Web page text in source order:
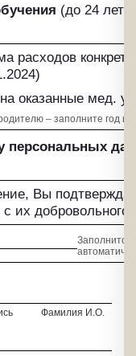
(до 24 лет)
расходов
оказанные мед.
– заполните год и
персональных
Вы
их добровольного
Заполнится
Фамилия И.О.